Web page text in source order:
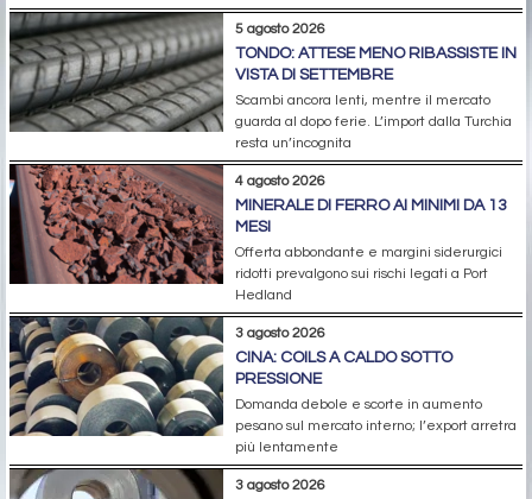
5 agosto 2026
TONDO: ATTESE MENO RIBASSISTE IN
VISTA DI SETTEMBRE
Scambi ancora lenti, mentre il mercato
guarda al dopo ferie. L’import dalla Turchia
resta un’incognita
4 agosto 2026
MINERALE DI FERRO AI MINIMI DA 13
MESI
Offerta abbondante e margini siderurgici
ridotti prevalgono sui rischi legati a Port
Hedland
3 agosto 2026
CINA: COILS A CALDO SOTTO
PRESSIONE
Domanda debole e scorte in aumento
pesano sul mercato interno; l’export arretra
più lentamente
3 agosto 2026